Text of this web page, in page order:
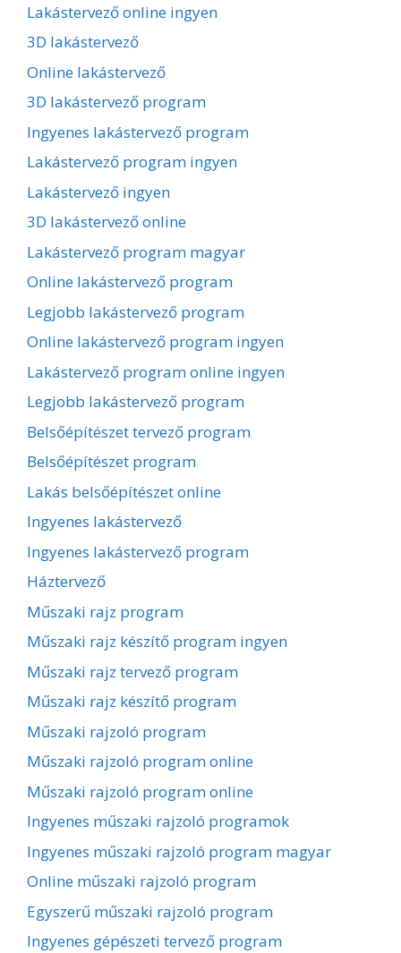
Lakástervező online ingyen
3D lakástervező
Online lakástervező
3D lakástervező program
Ingyenes lakástervező program
Lakástervező program ingyen
Lakástervező ingyen
3D lakástervező online
Lakástervező program magyar
Online lakástervező program
Legjobb lakástervező program
Online lakástervező program ingyen
Lakástervező program online ingyen
Legjobb lakástervező program
Belsőépítészet tervező program
Belsőépítészet program
Lakás belsőépítészet online
Ingyenes lakástervező
Ingyenes lakástervező program
Háztervező
Műszaki rajz program
Műszaki rajz készítő program ingyen
Műszaki rajz tervező program
Műszaki rajz készítő program
Műszaki rajzoló program
Műszaki rajzoló program online
Műszaki rajzoló program online
Ingyenes műszaki rajzoló programok
Ingyenes műszaki rajzoló program magyar
Online műszaki rajzoló program
Egyszerű műszaki rajzoló program
Ingyenes gépészeti tervező program